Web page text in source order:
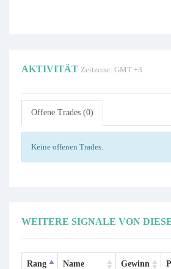
AKTIVITÄT Zeitzone: GMT +3
Offene Trades (0)
Keine offenen Trades.
WEITERE SIGNALE VON
Rang Name Gewinn